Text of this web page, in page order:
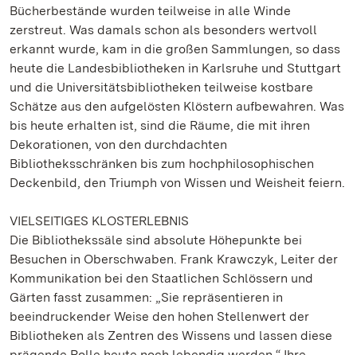
Bücherbestände wurden teilweise in alle Winde
zerstreut. Was damals schon als besonders wertvoll
erkannt wurde, kam in die großen Sammlungen, so dass
heute die Landesbibliotheken in Karlsruhe und Stuttgart
und die Universitätsbibliotheken teilweise kostbare
Schätze aus den aufgelösten Klöstern aufbewahren. Was
bis heute erhalten ist, sind die Räume, die mit ihren
Dekorationen, von den durchdachten
Bibliotheksschränken bis zum hochphilosophischen
Deckenbild, den Triumph von Wissen und Weisheit feiern.
VIELSEITIGES KLOSTERLEBNIS
Die Bibliothekssäle sind absolute Höhepunkte bei
Besuchen in Oberschwaben. Frank Krawczyk, Leiter der
Kommunikation bei den Staatlichen Schlössern und
Gärten fasst zusammen: „Sie repräsentieren in
beeindruckender Weise den hohen Stellenwert der
Bibliotheken als Zentren des Wissens und lassen diese